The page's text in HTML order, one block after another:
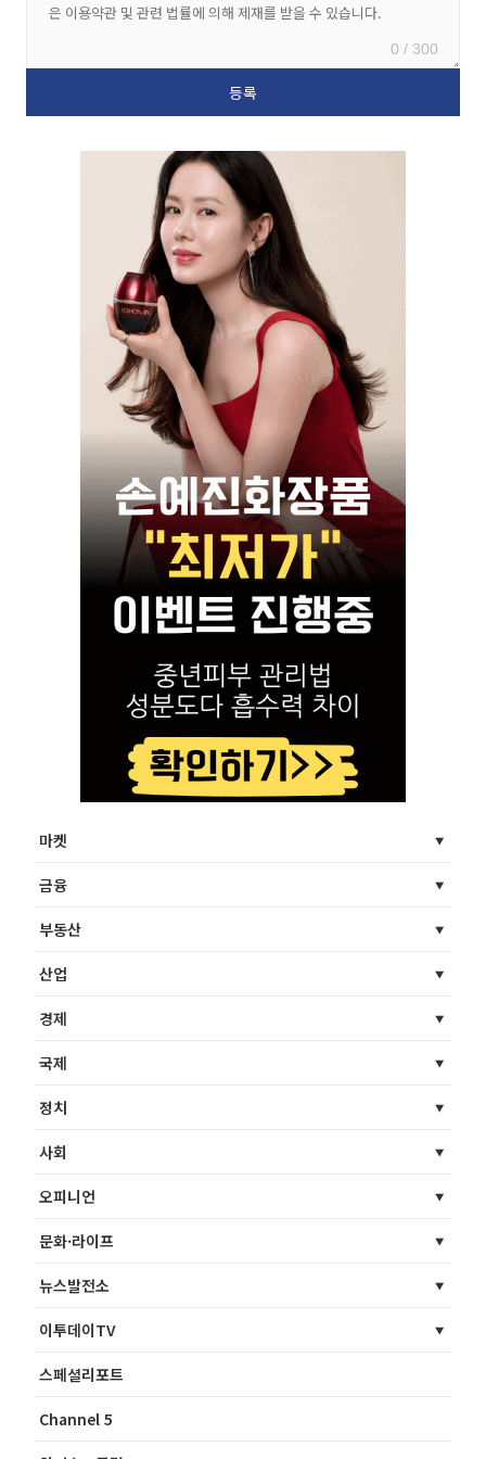
0 / 300
마켓
금융
부동산
산업
경제
국제
정치
사회
오피니언
문화·라이프
뉴스발전소
이투데이TV
스페셜리포트
Channel 5